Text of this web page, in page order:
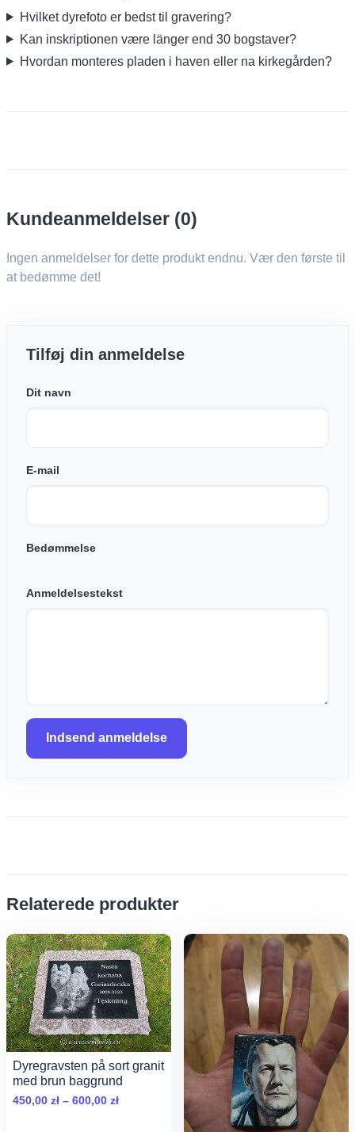
Hvilket dyrefoto er bedst til gravering?
Kan inskriptionen være länger end 30 bogstaver?
Hvordan monteres pladen i haven eller na kirkegården?
Kundeanmeldelser (0)
Ingen anmeldelser for dette produkt endnu. Vær den første til
at bedømme det!
Tilføj din anmeldelse
Dit navn
E-mail
Bedømmelse
Anmeldelsestekst
Indsend anmeldelse
Relaterede produkter
Dyregravsten på sort granit
med brun baggrund
450,00 zł – 600,00 złZakres